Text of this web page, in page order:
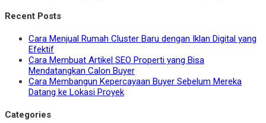
Recent Posts
Cara Menjual Rumah Cluster Baru dengan Iklan Digital yang
Efektif
Cara Membuat Artikel SEO Properti yang Bisa
Mendatangkan Calon Buyer
Cara Membangun Kepercayaan Buyer Sebelum Mereka
Datang ke Lokasi Proyek
Categories